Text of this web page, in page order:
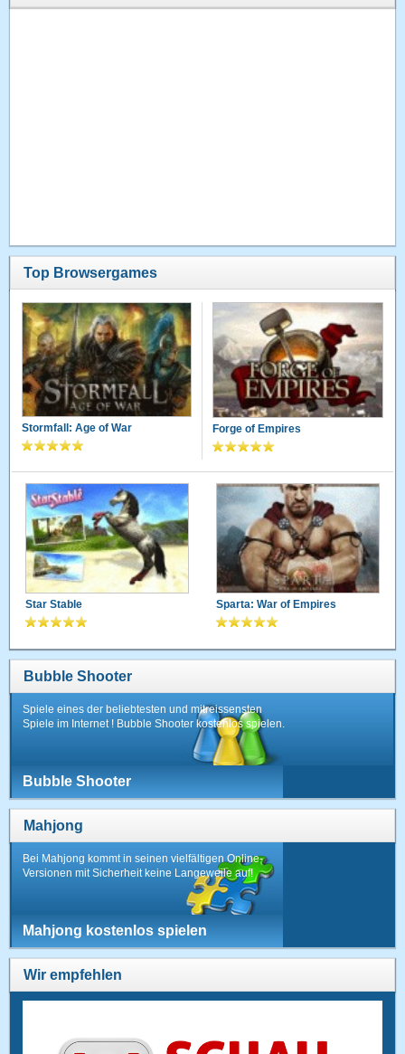
Top Browsergames
Stormfall: Age of War Forge of Empires
Star Stable Sparta: War of Empires
Bubble Shooter
Spiele eines der beliebtesten und mitreissensten
Spiele im Internet ! Bubble Shooter kostenlos spielen.
Bubble Shooter
Mahjong
Bei Mahjong kommt in seinen vielfältigen Online-
Versionen mit Sicherheit keine Langeweile auf!
Mahjong kostenlos spielen
Wir empfehlen